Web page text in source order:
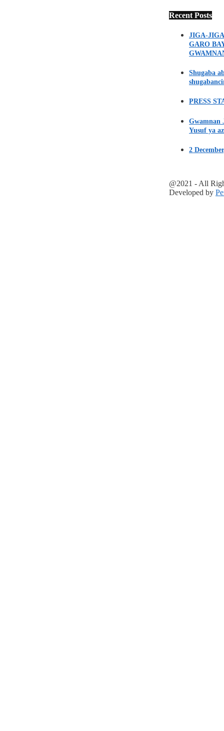
Recent Posts
JIGA-
GARO
Shugaba
PRESS
Gwamnan
Yusuf ya
2
@2021 - All
Developed by